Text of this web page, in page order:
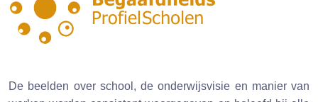
De beelden over school, de onderwijsvisie en manier van